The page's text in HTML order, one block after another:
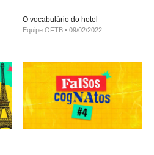
O vocabulário do hotel
Equipe OFTB 09/02/2022